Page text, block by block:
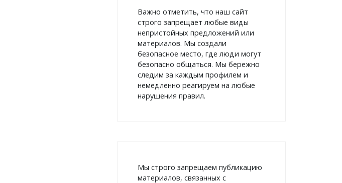
Важно отметить, что наш сайт
строго запрещает любые виды
непристойных предложений или
материалов. Мы создали
безопасное место, где люди могут
безопасно общаться. Мы бережно
следим за каждым профилем и
немедленно реагируем на любые
нарушения правил.
Мы строго запрещаем публикацию
материалов, связанных с